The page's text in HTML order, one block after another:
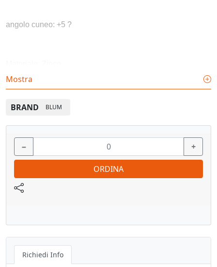
angolo cuneo: +5 ?
Colore/superficie: Nichelato
Quota punta cuneo: 4.4 mm
Mostra
BRAND BLUM
− +
ORDINA
Richiedi Info